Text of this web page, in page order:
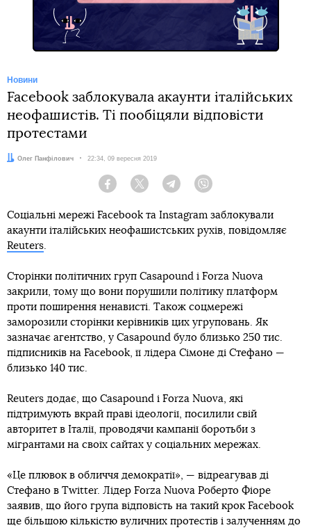
Новини
Facebook заблокувала акаунти італійських
неофашистів. Ті пообіцяли відповісти
протестами
Автор:
Олег Панфілович Дата:
22:34, 09 вересня 2019
Facebook Twitter Telegram
Соціальні мережі Facebook та Instagram заблокували
акаунти італійських неофашистських рухів, повідомляє
Reuters
Сторінки політичних груп Casapound і Forza Nuova
закрили, тому що вони порушили політику платформ
проти поширення ненависті. Також соцмережі
заморозили сторінки керівників цих угруповань. Як
зазначає агентство, у Casapound було близько 250 тис.
підписників на Facebook, її лідера Сімоне ді Стефано —
близько 140 тис.
Reuters додає, що Casapound і Forza Nuova, які
підтримують вкрай праві ідеології, посилили свій
авторитет в Італії, проводячи кампанії боротьби з
мігрантами на своїх сайтах у соціальних мережах.
«Це плювок в обличчя демократії», — відреагував ді
Стефано в Twitter. Лідер Forza Nuova Роберто Фіоре
заявив, що його група відповість на такий крок Facebook
ще більшою кількістю вуличних протестів і залученням до